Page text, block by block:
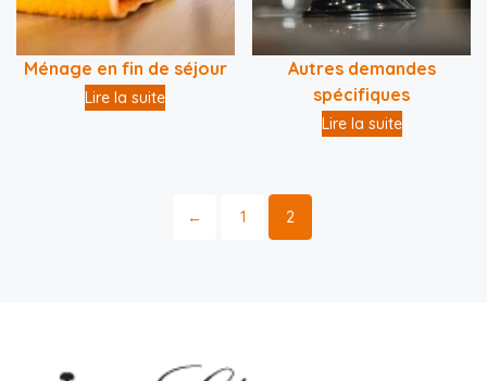
Ménage en fin de séjour
Lire la suite
Autres demandes
spécifiques
Lire la suite
← 1 2